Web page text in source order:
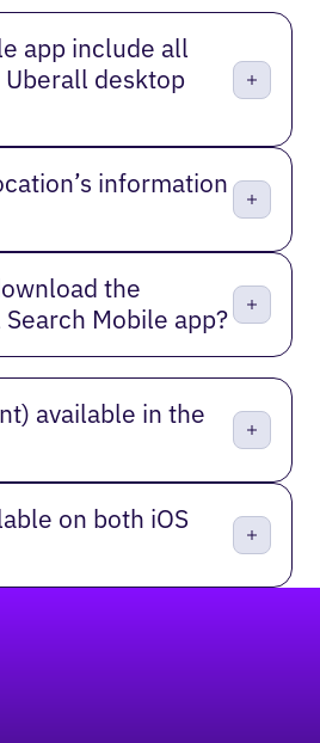
app include all
desktop
information
the
Search Mobile app?
available in the
on both iOS